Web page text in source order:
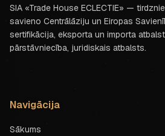
SIA «Trade House ECLECTIE» —
savieno Centrālāziju un Eiropas
sertifikācija, eksporta un importa
pārstāvniecība, juridiskais atbalsts.
Navigācija
Sākums